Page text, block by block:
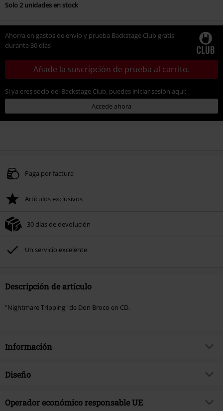
Solo 2 unidades en stock
Ahorra en gastos de envío y prueba Backstage Club gratis
durante 30 días
Añade la suscripción de prueba al carrito.
Si ya eres socio del Backstage Club, puedes iniciar sesión aquí:
Accede ahora
Paga por factura
Artículos exclusivos
30 días de devolución
Un servicio excelente
Descripción de artículo
"Nightmare Tripping" de Don Broco en CD.
Información
Artículo no.
Género Musical
Alternativo/Indie
Diseño
Tipo de producto
CD
Operador económico responsable UE